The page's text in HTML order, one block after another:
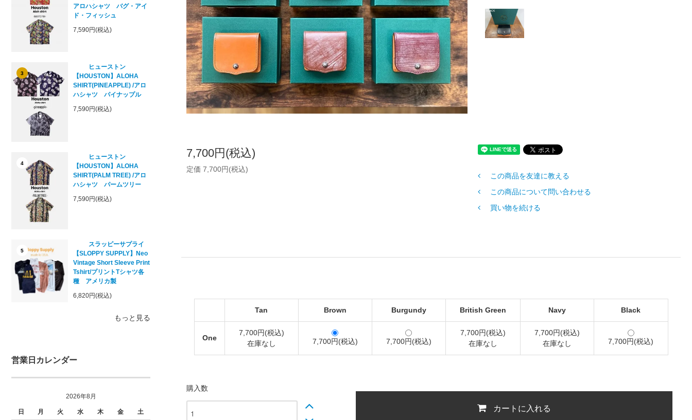
アロハシャツ バグ・アイ
ド・フィッシュ
7,590円(税込)
3
ヒューストン
【HOUSTON】ALOHA
SHIRT(PINEAPPLE) /アロ
ハシャツ パイナップル
7,590円(税込)
4
ヒューストン
【HOUSTON】ALOHA
SHIRT(PALM TREE) /アロ
ハシャツ パームツリー
7,590円(税込)
5
スラッピーサプライ
【SLOPPY SUPPLY】Neo
Vintage Short Sleeve Print
Tshirt/プリントTシャツ各
種 アメリカ製
6,820円(税込)
もっと見る
営業日カレンダー
2026年8月
日 月 火 水 木 金 土
7,700円(税込)
定価 7,700円(税込)
この商品を友達に教える
この商品について問い合わせる
買い物を続ける
Tan Brown Burgundy British Green Navy Black
One
7,700円(税込)
在庫なし
7,700円(税込) 7,700円(税込)
7,700円(税込)
在庫なし
7,700円(税込)
在庫なし
7,700円(税込)
購入数
カートに入れる